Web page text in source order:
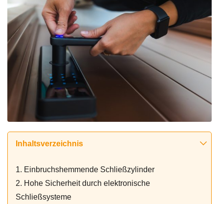
Inhaltsverzeichnis
1. Einbruchshemmende Schließzylinder
2. Hohe Sicherheit durch elektronische
Schließsysteme